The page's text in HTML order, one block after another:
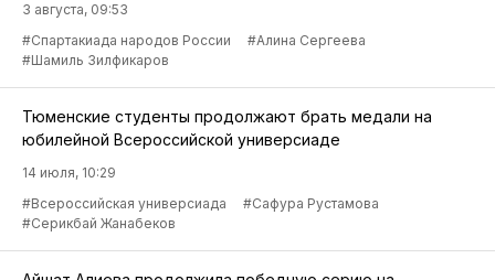
3 августа, 09:53
#Спартакиада народов России
#Алина Сергеева
#Шамиль Зилфикаров
Тюменские студенты продолжают брать медали на
юбилейной Всероссийской универсиаде
14 июля, 10:29
#Всероссийская универсиада
#Сафура Рустамова
#Серикбай Жанабеков